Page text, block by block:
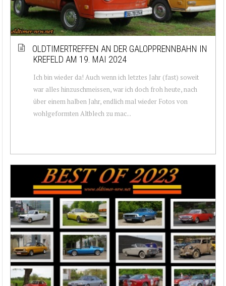
OLDTIMERTREFFEN AN DER GALOPPRENNBAHN IN
KREFELD AM 19. MAI 2024
Ich bin wieder da! Auch wenn ich letztes Jahr (fast) soweit
war alles hinzuschmeissen, war ich doch froh heute, nach
über einem halben Jahr, endlich mal wieder Fotos von
wohlgeformten Altblech zu mac...